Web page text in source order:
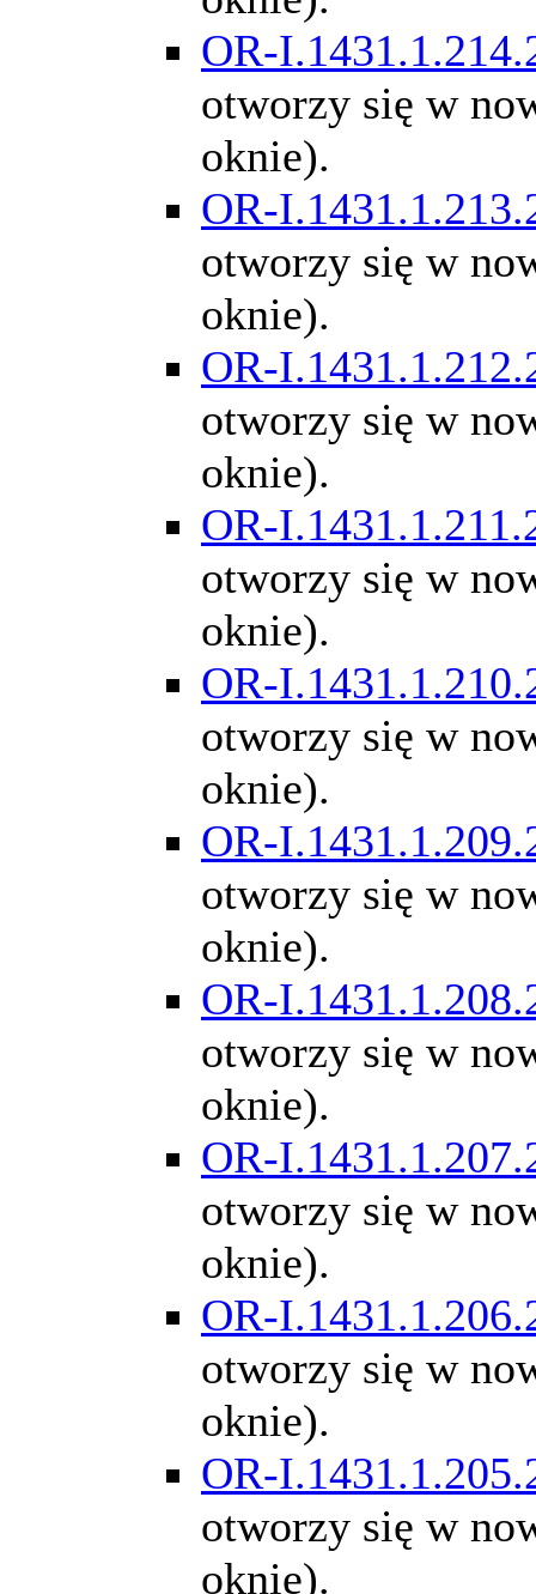
OR-
otworzy się w
oknie).
OR-
otworzy się w
oknie).
OR-
otworzy się w
oknie).
OR-
otworzy się w
oknie).
OR-
otworzy się w
oknie).
OR-
otworzy się w
oknie).
OR-
otworzy się w
oknie).
OR-
otworzy się w
oknie).
OR-
otworzy się w
oknie).
OR-
otworzy się w
oknie).